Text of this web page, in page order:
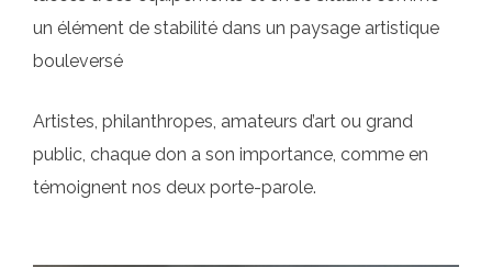
un élément de stabilité dans un paysage artistique
bouleversé
Artistes, philanthropes, amateurs d’art ou grand
public, chaque don a son importance, comme en
témoignent nos deux porte-parole.